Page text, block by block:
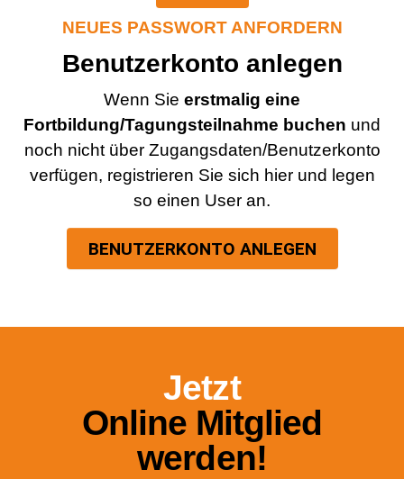
NEUES PASSWORT ANFORDERN
Benutzerkonto anlegen
Wenn Sie erstmalig eine
Fortbildung/Tagungsteilnahme buchen und
noch nicht über Zugangsdaten/Benutzerkonto
verfügen, registrieren Sie sich hier und legen
so einen User an.
BENUTZERKONTO ANLEGEN
Jetzt
Online Mitglied
werden!